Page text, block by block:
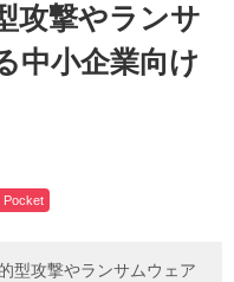
攻撃やランサ
中小企業向け
Pocket
型攻撃やランサムウェア